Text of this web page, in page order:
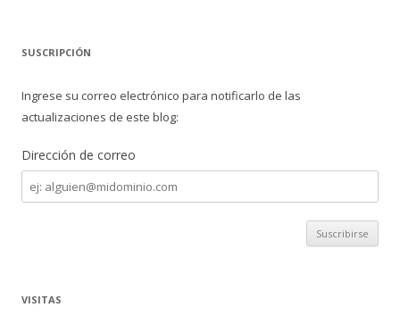
SUSCRIPCIÓN
Ingrese su correo electrónico para notificarlo de las
actualizaciones de este blog:
Dirección de correo
Dirección
de
correo
VISITAS